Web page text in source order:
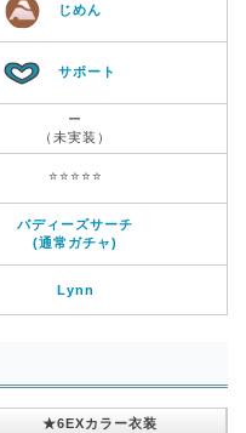
じめん
サポート
ー
（未実装）
⭐️⭐️⭐️⭐️⭐️
バディーズサーチ
(通常ガチャ)
Lynn
★6EXカラー衣装